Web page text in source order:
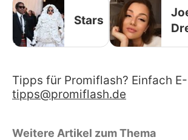
Stars
Tipps für Promiflash? Einfach
tipps@promiflash.de
Weitere Artikel zum Thema